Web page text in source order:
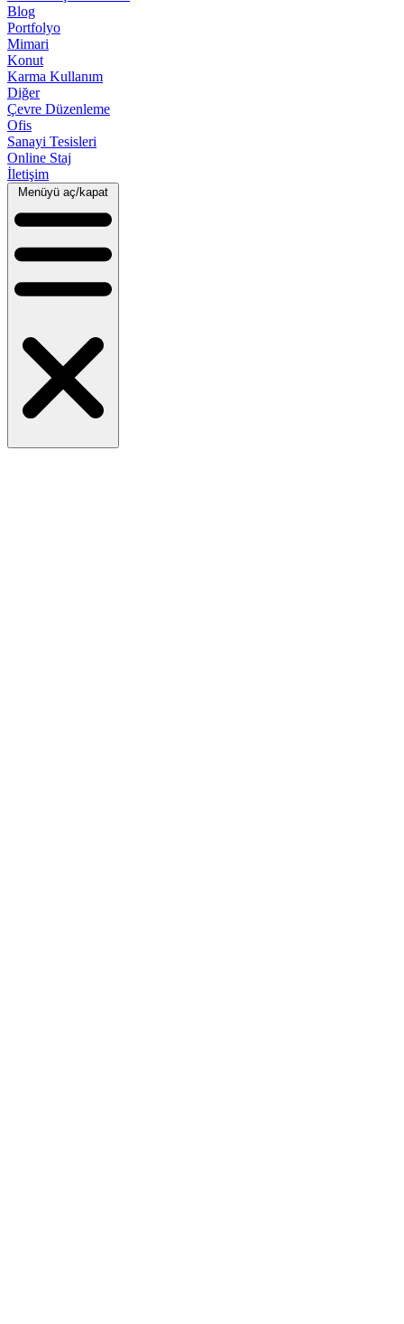
Blog
Portfolyo
Mimari
Konut
Karma Kullanım
Diğer
Çevre Düzenleme
Ofis
Sanayi Tesisleri
Online Staj
İletişim
Menüyü aç/kapat